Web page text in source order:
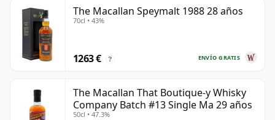
The Macallan Speymalt 1988 28 años
70cl • 43%
ENVÍO GRATIS
1263 € ?
The Macallan That Boutique-y Whisky
Company Batch #13 Single Ma 29 años
50cl • 47.3%